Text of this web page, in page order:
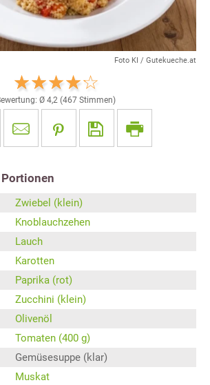
Foto KI / Gutekueche.at
Ø 4,2 (467 Stimmen)
Portionen
Zwiebel (klein)
Knoblauchzehen
Lauch
Karotten
Paprika (rot)
Zucchini (klein)
Olivenöl
Tomaten (400 g)
Gemüsesuppe (klar)
Muskat